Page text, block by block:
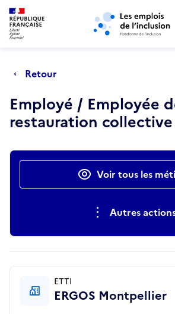
Aller au menu principal Aller au contenu
Retour
Employé / Employée
restauration collective
Actions rapidesVoir tous les
Autres
ETTI
ERGOS Montpellier
Retour au début de la page
Panneau de gestion des cookies